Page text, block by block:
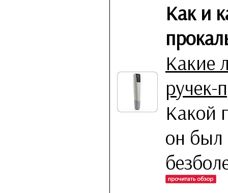
Как и
Какие
ручек-
Какой
он